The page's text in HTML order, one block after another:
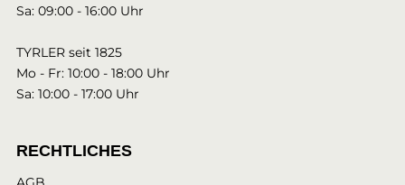
Sa: 09:00 - 16:00 Uhr
TYRLER seit 1825
Mo - Fr: 10:00 - 18:00 Uhr
Sa: 10:00 - 17:00 Uhr
RECHTLICHES